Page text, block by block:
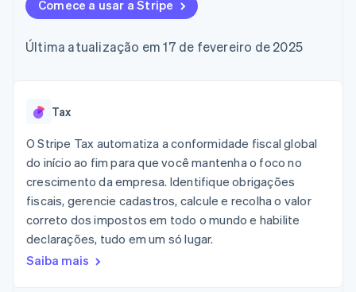
flexíveis de IU
Formas de
Acesso a mais
presenciais
Authorization
Boost
Otimizações
de aceitação
Link
Checkout
acelerado
Financial
Connections
Dados de
contas
vinculadas
Recognition
Automação
Stripe Sigma
personalizados
Marketplaces
Plataformas
SaaS
Empresas de IA
Economia de criadores
Jogos
Hospitalidade, viagens
e lazer
Seguros
Gerenciar assinaturas
uso
Emita cartões
stablecoins
Recursos
Integrações de
aplicativos
Exemplos de códigos
Plano de ação do
Conferência anual das
Carreiras
Contato
Fale com a equipe de
vendas
Seja um parceiro
Comece a usar a Stripe
Última atualização em 17 de fevereiro de 2025
Tax
O Stripe Tax automatiza a conformidade fiscal global
do início ao fim para que você mantenha o foco no
crescimento da empresa. Identifique obrigações
fiscais, gerencie cadastros, calcule e recolha o valor
correto dos impostos em todo o mundo e habilite
declarações, tudo em um só lugar.
Saiba mais